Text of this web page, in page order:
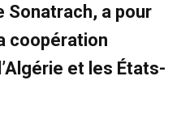
Sonatrach, a pour
coopération
et les États-